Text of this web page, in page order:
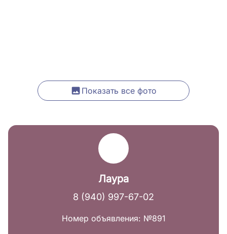
Показать все фото
Лаура
8 (940) 997-67-02
Номер объявления: №891